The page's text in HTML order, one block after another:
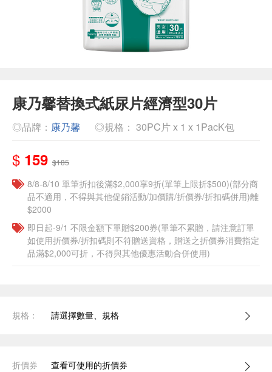
康乃馨替換式紙尿片經濟型30片
◎品牌： 康乃馨 ◎規格： 30PC片 x 1 x 1PacK包
$ 159 $185
8/8-8/10 單筆折扣後滿$2,000享9折(單筆上限折$500)(部分商
品不適用，不得與其他促銷活動/加價購/折價券/折扣碼併用)離
$2000
即日起-9/1 不限金額下單贈$200券(單筆不累贈，請注意訂單
如使用折價券/折扣碼則不符贈送資格，贈送之折價券消費指定
品滿$2,000可折，不得與其他優惠活動合併使用)
規格： 請選擇數量、規格
折價券 查看可使用的折價券